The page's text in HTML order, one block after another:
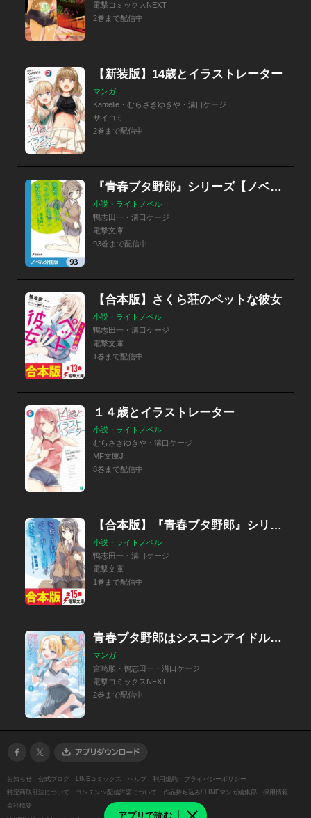
アプリで読む
電撃コミックスNEXT
2巻まで配信中
【新装版】14歳とイラストレーター
マンガ
Kamelie・むらさきゆきや・溝口ケージ
サイコミ
2巻まで配信中
『青春ブタ野郎』シリーズ【ノベル分冊版】
小説・ライトノベル
鴨志田一・溝口ケージ
電撃文庫
93巻まで配信中
【合本版】さくら荘のペットな彼女
小説・ライトノベル
鴨志田一・溝口ケージ
電撃文庫
1巻まで配信中
１４歳とイラストレーター
小説・ライトノベル
むらさきゆきや・溝口ケージ
MF文庫J
8巻まで配信中
【合本版】『青春ブタ野郎』シリーズ
小説・ライトノベル
鴨志田一・溝口ケージ
電撃文庫
1巻まで配信中
青春ブタ野郎はシスコンアイドルの夢を見ない
マンガ
宮崎順・鴨志田一・溝口ケージ
電撃コミックスNEXT
2巻まで配信中
お知らせ 公式ブログ LINEコミックス ヘルプ 利用規約
プライバシーポリシー
特定商取引法について
コンテンツ配信許諾について 作品持ち込み/ LINEマンガ編集部
採用情報
会社概要